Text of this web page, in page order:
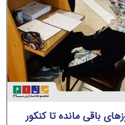
باقی مانده تا کنکور